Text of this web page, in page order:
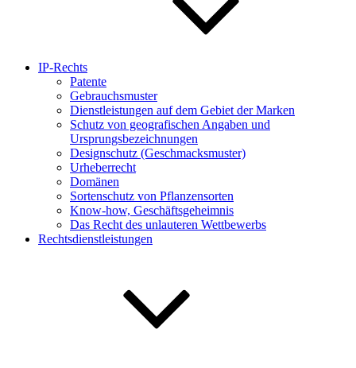
IP-Rechts
Patente
Gebrauchsmuster
Dienstleistungen auf dem Gebiet der Marken
Schutz von geografischen Angaben und
Ursprungsbezeichnungen
Designschutz (Geschmacksmuster)
Urheberrecht
Domänen
Sortenschutz von Pflanzensorten
Know-how, Geschäftsgeheimnis
Das Recht des unlauteren Wettbewerbs
Rechtsdienstleistungen